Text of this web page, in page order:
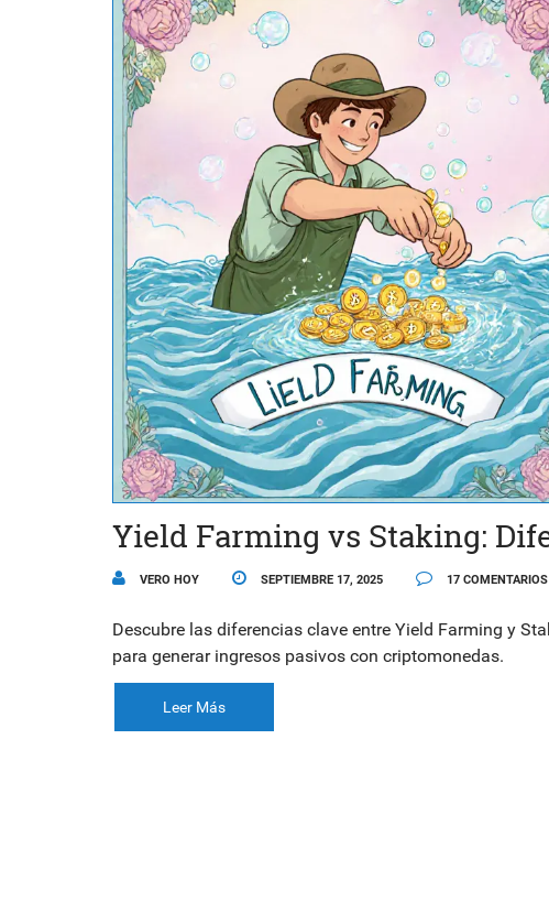
Yield Farming vs Staking:
VERO HOY SEPTIEMBRE 17, 2025 17 COMENTARIOS
Descubre las diferencias clave entre Yield Farming y
para generar ingresos pasivos con criptomonedas.
Leer Más